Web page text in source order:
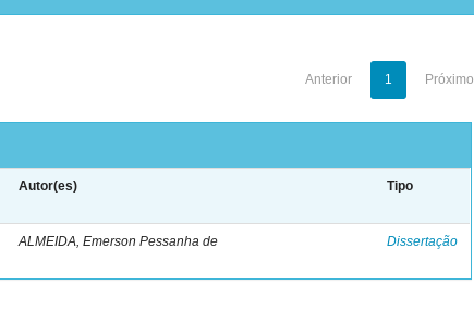
Anterior 1 Próximo
Autor(es) Tipo
ALMEIDA, Emerson Pessanha de Dissertação